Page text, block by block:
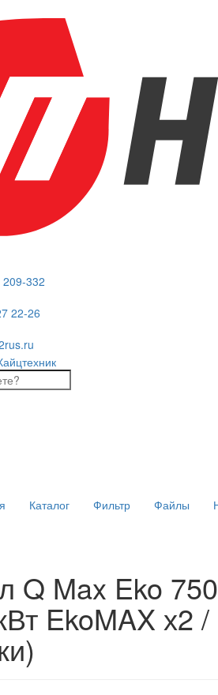
332
22-26
Каталог Фильтр Файлы
Q Max Eko
EkoMAX х2